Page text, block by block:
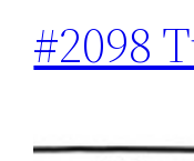
#2098